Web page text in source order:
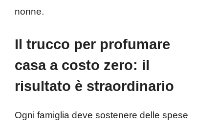
nonne.
Il trucco per profumare
casa a costo zero: il
risultato è straordinario
Ogni famiglia deve sostenere delle spese